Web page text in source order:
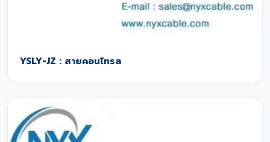
YSLY-JZ : สายคอนโทรล